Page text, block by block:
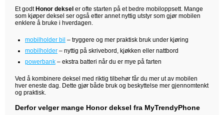
Et godt Honor deksel er ofte starten på et bedre mobiloppsett. Mange
som kjøper deksel ser også etter annet nyttig utstyr som gjør mobilen
enklere å bruke i hverdagen.
mobilholder bil – tryggere og mer praktisk bruk under kjøring
mobilholder – nyttig på skrivebord, kjøkken eller nattbord
powerbank – ekstra batteri når du er mye på farten
Ved å kombinere deksel med riktig tilbehør får du mer ut av mobilen
hver eneste dag. Dette gjør både bruk og beskyttelse mer gjennomtenkt
og praktisk.
Derfor velger mange Honor deksel fra MyTrendyPhone